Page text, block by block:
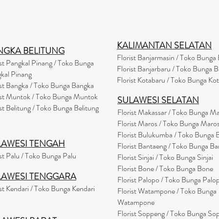
KALIMANTAN SELATAN
Florist Banjarmasin/ Toko Bunga
Florist Banjarbaru / Toko Bunga
Florist Kotabaru / Toko Bunga
BELITUNG
Pangkal Pinang / Toko Bunga
Pinang
Bangka / Toko Bunga Bangka
Muntok / Toko Bunga Muntok
Belitung / Toko Bunga Belitung
TENGAH
Palu / Toko Bunga Palu
TENGGARA
Kendari / Toko Bunga Kendari
SULAWESI SELATAN
Florist Makassar / Toko Bunga
Florist Maros / Toko Bunga
Florist Bulukumba / Toko Bunga
Florist Bantaeng / Toko Bunga
Florist Sinjai / Toko Bunga Sinjai
Florist Bone / Toko Bunga Bone
Florist Palopo / Toko Bunga
Florist Watampone / Toko Bunga
Watampone
Florist Soppeng / Toko Bunga